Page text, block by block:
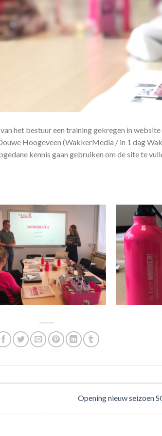
het bestuur een training gekregen in
Hoogeveen (WakkerMedia / in 1 dag
kennis gaan gebruiken om de site te
Opening nieuw seizoen